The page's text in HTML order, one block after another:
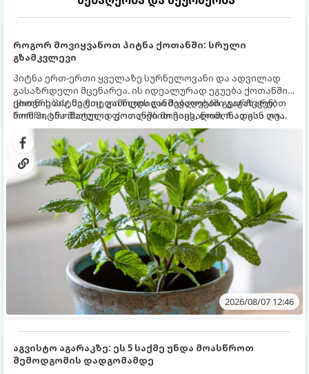
როგორ მოვიყვანოთ პიტნა ქოთანში: სრული
გზამკვლევი
პიტნა ერთ-ერთი ყველაზე სურნელოვანი და ადვილად
გასაზრდელი მცენარეა. ის იდეალურად ეგუება ქოთანში
ცხოვრებას, მეტიც, გამოცდილი მებაღეები გვირჩევენ,
რომ პიტნა მხოლოდ ქოთანში მოვიყვანოთ, რადგან ღია
გრუნტში (ბაღში) დარგვისას ის ფესვებით ძალიან
სწრაფად ვრცელდება და სხვა მცენარეებს ავიწროებს.
ქოთნის პიტნა მთელი წლის განმავლობაში გაგახარებთ
ნორჩი, არომატული ფოთლებით ჩაის, ლიმონათისა თუ
კერძებისთვის.
2026/08/07 12:46
აგვისტო აგარაკზე: ეს 5 საქმე უნდა მოასწროთ
შემოდგომის დადგომამდე